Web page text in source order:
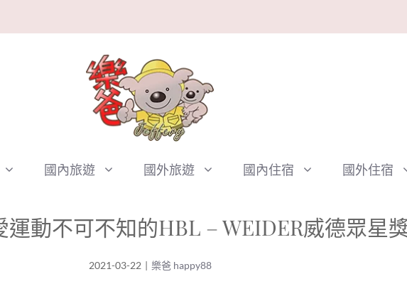
國內旅遊 國外旅遊 國內住宿 國外住宿
動不可不知的HBL – WEIDER威德眾星
2021-03-22 | 樂爸 happy88